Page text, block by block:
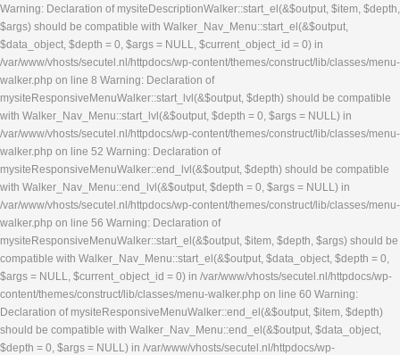
Warning: Declaration of mysiteDescriptionWalker::start_el(&$output, $item, $depth,
$args) should be compatible with Walker_Nav_Menu::start_el(&$output,
$data_object, $depth = 0, $args = NULL, $current_object_id = 0) in
/var/www/vhosts/secutel.nl/httpdocs/wp-content/themes/construct/lib/classes/menu-
walker.php on line 8 Warning: Declaration of
mysiteResponsiveMenuWalker::start_lvl(&$output, $depth) should be compatible
with Walker_Nav_Menu::start_lvl(&$output, $depth = 0, $args = NULL) in
/var/www/vhosts/secutel.nl/httpdocs/wp-content/themes/construct/lib/classes/menu-
walker.php on line 52 Warning: Declaration of
mysiteResponsiveMenuWalker::end_lvl(&$output, $depth) should be compatible
with Walker_Nav_Menu::end_lvl(&$output, $depth = 0, $args = NULL) in
/var/www/vhosts/secutel.nl/httpdocs/wp-content/themes/construct/lib/classes/menu-
walker.php on line 56 Warning: Declaration of
mysiteResponsiveMenuWalker::start_el(&$output, $item, $depth, $args) should be
compatible with Walker_Nav_Menu::start_el(&$output, $data_object, $depth = 0,
$args = NULL, $current_object_id = 0) in /var/www/vhosts/secutel.nl/httpdocs/wp-
content/themes/construct/lib/classes/menu-walker.php on line 60 Warning:
Declaration of mysiteResponsiveMenuWalker::end_el(&$output, $item, $depth)
should be compatible with Walker_Nav_Menu::end_el(&$output, $data_object,
$depth = 0, $args = NULL) in /var/www/vhosts/secutel.nl/httpdocs/wp-